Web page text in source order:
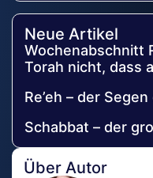
Neue Artikel
Wochenabschnitt
Torah nicht, dass
Re’eh – der
Schabbat – der
Über Autor